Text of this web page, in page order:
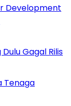
Development
Gagal Rilis
Tenaga